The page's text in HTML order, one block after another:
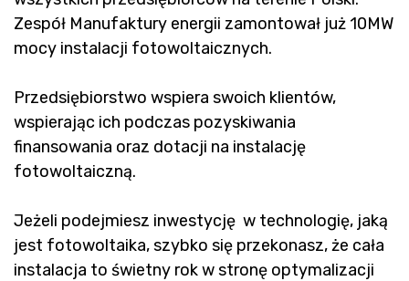
Zespół Manufaktury energii zamontował już 10MW
mocy instalacji fotowoltaicznych.
Przedsiębiorstwo wspiera swoich klientów,
wspierając ich podczas pozyskiwania
finansowania oraz dotacji na instalację
fotowoltaiczną.
Jeżeli podejmiesz inwestycję w technologię, jaką
jest fotowoltaika, szybko się przekonasz, że cała
instalacja to świetny rok w stronę optymalizacji